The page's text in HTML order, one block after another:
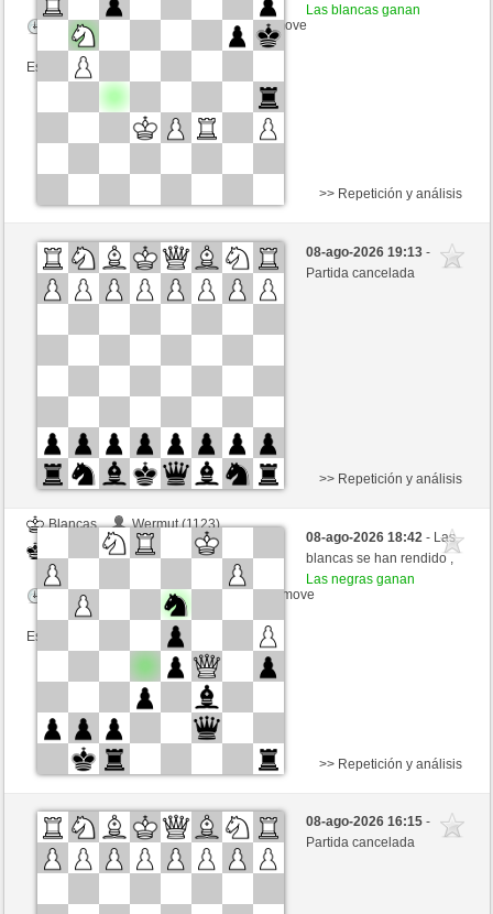
Tiempo: 15 minutes/side + 8 seconds/move
Esta partida es por puntos
Las blancas ganan
Negras
Tallinn80 (905) (-2)
Blancas
Frco66 (1417) (+2)
>> Repetición y análisis
08-ago-2026 19:13-
Partida cancelada
Blancas
Wermut (1123)
Frco66 (1417)
Tiempo: 12 minutes/side + 12 seconds/move
Esta partida es por puntos
>> Repetición y análisis
08-ago-2026 18:42- Las
blancas se han rendido ,
Las negras ganan
Blancas
bicklebauski (1119) (-5)
Negras
Frco66 (1412) (+5)
>> Repetición y análisis
08-ago-2026 16:15-
Partida cancelada